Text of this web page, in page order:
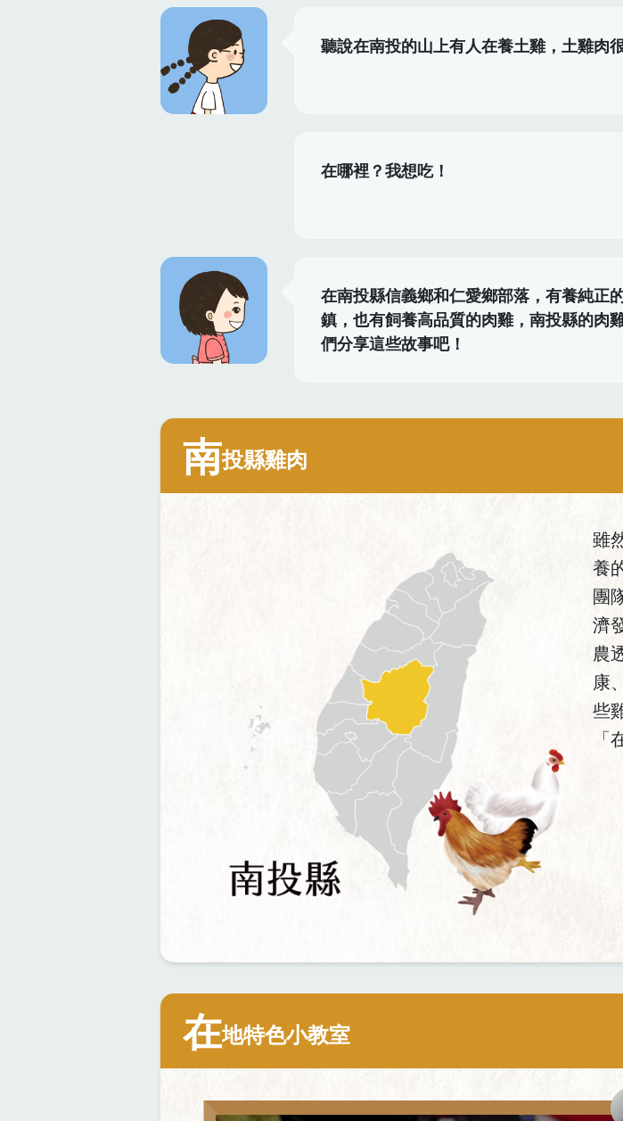
聽說在南投的山上有人在養土雞，土雞肉
在哪裡？我想吃！
在南投縣信義鄉和仁愛鄉部落，有養純正
鎮，也有飼養高品質的肉雞，南投縣的肉
們分享這些故事吧！
南投縣雞肉
雖
養
團
濟
農
康
些
在地特色小教室